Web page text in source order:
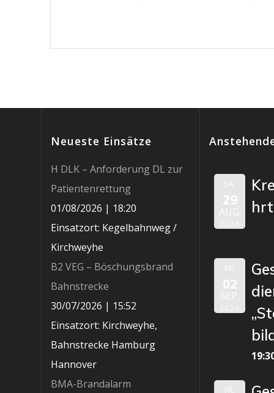
Neueste Einsätze
H DLK – Anforderung DL zur
Patientenrettung
01/08/2026 | 18:20
Einsatzort: Kegelbahnweg /
Kirchweyhe
B2 VEG – Böschungsbrand
Bahnstrecke
30/07/2026 | 15:52
Einsatzort: Kirchweyhe,
Bahnstrecke Hamburg
Hannover
BMA-Brandalarm
SA.
29
AUG.
2026
MI.
02
SEP.
2026
FR.